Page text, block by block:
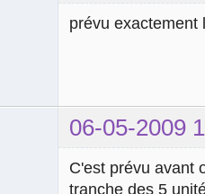
prévu exactement
06-05-2009
C'est prévu avant
tranche des 5